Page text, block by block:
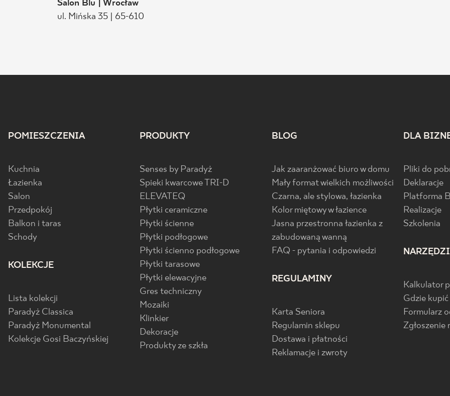
Salon Blu | Wrocław
ul. Mińska 35 | 65-610
POMIESZCZENIA
Kuchnia
Łazienka
Salon
Przedpokój
Balkon i taras
Schody
KOLEKCJE
Lista kolekcji
Paradyż Classica
Paradyż Monumental
Kolekcje Gosi Baczyńskiej
PRODUKTY
Senses by Paradyż
Spieki kwarcowe TRI-D
ELEVATEQ
Płytki ceramiczne
Płytki ścienne
Płytki podłogowe
Płytki ścienno podłogowe
Płytki tarasowe
Płytki elewacyjne
Gres techniczny
Mozaiki
Klinkier
Dekoracje
Produkty ze szkła
BLOG
Jak zaaranżować biuro w domu
Mały format wielkich możliwości
Czarna, ale stylowa, łazienka
Kolor miętowy w łazience
Jasna przestronna łazienka z
zabudowaną wanną
FAQ - pytania i odpowiedzi
REGULAMINY
Karta Seniora
Regulamin sklepu
Dostawa i płatności
Reklamacje i zwroty
DLA
Pliki do
Deklaracje
Platforma
Realizacje
Szkolenia
Kalkulator
Gdzie kupić
Formularz
Zgłoszenie